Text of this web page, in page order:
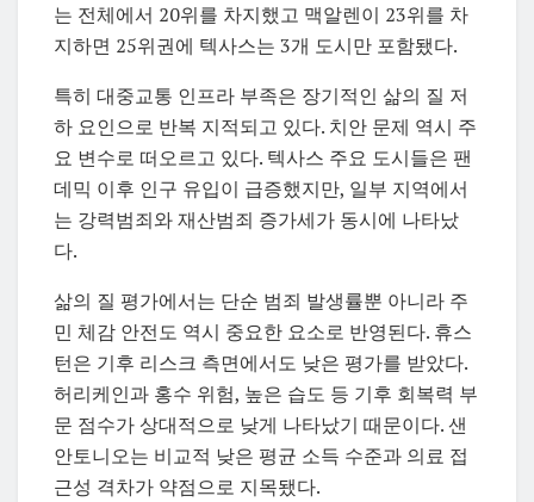
는 전체에서 20위를 차지했고 맥알렌이 23위를 차
지하면 25위권에 텍사스는 3개 도시만 포함됐다.
특히 대중교통 인프라 부족은 장기적인 삶의 질 저
하 요인으로 반복 지적되고 있다. 치안 문제 역시 주
요 변수로 떠오르고 있다. 텍사스 주요 도시들은 팬
데믹 이후 인구 유입이 급증했지만, 일부 지역에서
는 강력범죄와 재산범죄 증가세가 동시에 나타났
다.
삶의 질 평가에서는 단순 범죄 발생률뿐 아니라 주
민 체감 안전도 역시 중요한 요소로 반영된다. 휴스
턴은 기후 리스크 측면에서도 낮은 평가를 받았다.
허리케인과 홍수 위험, 높은 습도 등 기후 회복력 부
문 점수가 상대적으로 낮게 나타났기 때문이다. 샌
안토니오는 비교적 낮은 평균 소득 수준과 의료 접
근성 격차가 약점으로 지목됐다.